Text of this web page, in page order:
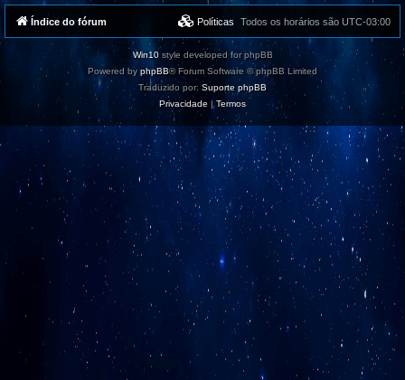
Índice do fórum Todos os horários são UTC-03:00
Políticas
Win10style developed for phpBB
Powered byphpBB® Forum Software © phpBB Limited
Traduzido por: Suporte phpBB
Privacidade |Termos